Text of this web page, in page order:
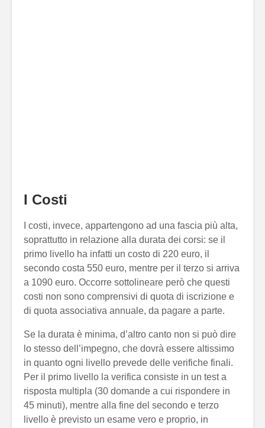
I Costi
I costi, invece, appartengono ad una fascia più alta,
soprattutto in relazione alla durata dei corsi: se il
primo livello ha infatti un costo di 220 euro, il
secondo costa 550 euro, mentre per il terzo si arriva
a 1090 euro. Occorre sottolineare però che questi
costi non sono comprensivi di quota di iscrizione e
di quota associativa annuale, da pagare a parte.
Se la durata è minima, d’altro canto non si può dire
lo stesso dell’impegno, che dovrà essere altissimo
in quanto ogni livello prevede delle verifiche finali.
Per il primo livello la verifica consiste in un test a
risposta multipla (30 domande a cui rispondere in
45 minuti), mentre alla fine del secondo e terzo
livello è previsto un esame vero e proprio, in